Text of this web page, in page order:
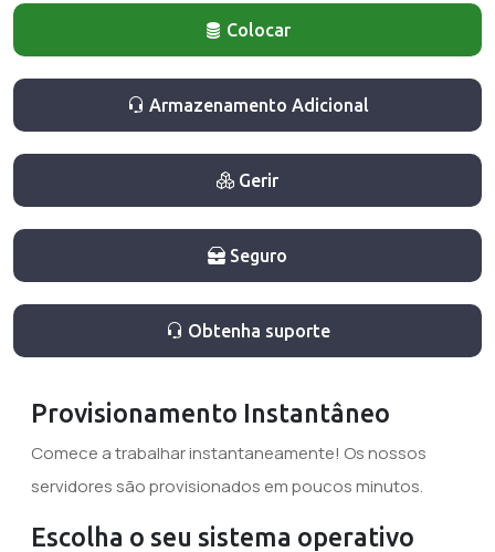
Colocar
Armazenamento Adicional
Gerir
Seguro
Obtenha suporte
Provisionamento Instantâneo
Comece a trabalhar instantaneamente! Os nossos
servidores são provisionados em poucos minutos.
Escolha o seu sistema operativo